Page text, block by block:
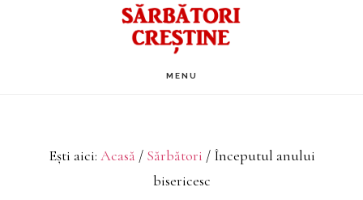
MENU
Ești aici: Acasă / Sărbători /Începutul anului
bisericesc